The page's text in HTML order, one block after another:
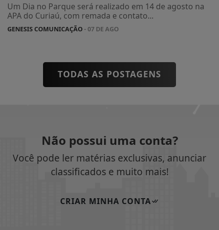
Um Dia no Parque será realizado em 14 de agosto na
APA do Curiaú, com remada e contato...
GENESIS COMUNICAÇÃO- 07 DE AGO
TODAS AS POSTAGENS
Não possui uma conta?
Você pode ler matérias exclusivas, anunciar
classificados e muito mais!
CRIAR MINHA CONTA